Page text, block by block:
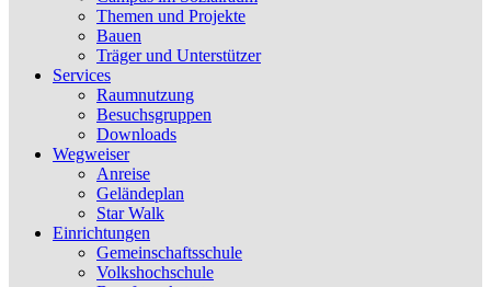
Themen und Projekte
Bauen
Träger und Unterstützer
Services
Raumnutzung
Besuchsgruppen
Downloads
Wegweiser
Anreise
Geländeplan
Star Walk
Einrichtungen
Gemeinschaftsschule
Volkshochschule